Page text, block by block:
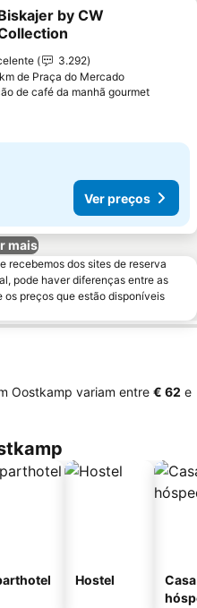
aos favoritos
by CW
3.292
de Praça do Mercado
de café da manhã gourmet
Ver preços
mais
recebemos dos sites de reserva
pode haver diferenças entre as
preços que estão disponíveis
Oostkamp variam entre ‎€ 62 e
Hostel